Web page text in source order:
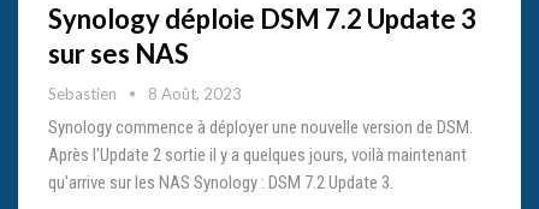
Synology déploie DSM 7.2 Update 3
sur ses NAS
Sebastien 8 Août, 2023
Synology commence à déployer une nouvelle version de DSM.
Après l'Update 2 sortie il y a quelques jours, voilà maintenant
qu'arrive sur les NAS Synology : DSM 7.2 Update 3.